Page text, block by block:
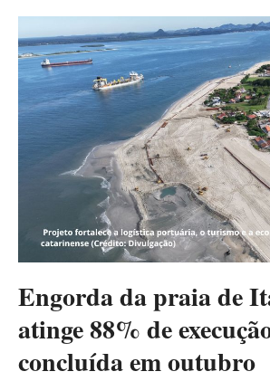
Engorda da praia de
atinge 88% de
concluída em outubro